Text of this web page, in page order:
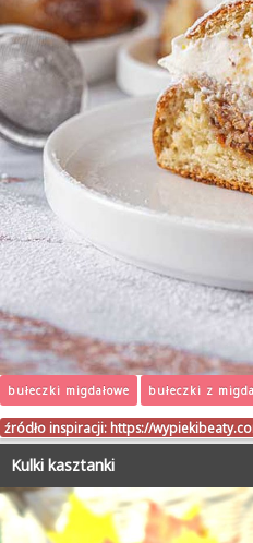
bułeczki migdałowe bułeczki z
źródło inspiracji: https://
Kulki kasztanki